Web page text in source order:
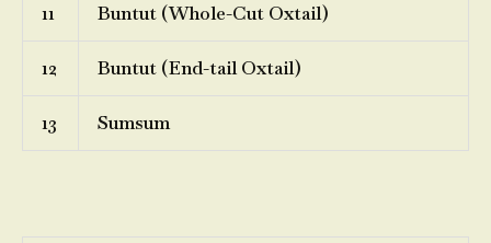
11 Buntut (Whole-Cut Oxtail)
12 Buntut (End-tail Oxtail)
13 Sumsum